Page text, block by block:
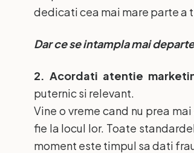
dedicati cea mai mare parte a
Dar ce se intampla mai
2. Acordati atentie
puternic si relevant.
Vine o vreme cand nu prea
fie la locul lor. Toate
moment este timpul sa dati